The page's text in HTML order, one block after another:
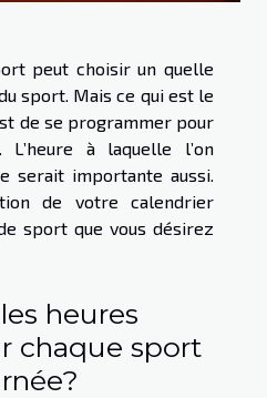
peut choisir un quelle
sport. Mais ce qui est le
de se programmer pour
L’heure à laquelle l’on
serait importante aussi.
de votre calendrier
sport que vous désirez
heures
chaque sport